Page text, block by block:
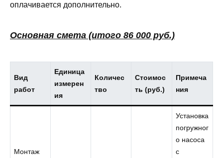
оплачивается дополнительно.
Основная смета (итого 86 000 руб.)
Вид
работ
Единица
измерен
ия
Количес
тво
Стоимос
ть (руб.)
Примеча
ния
Монтаж
Установка
погружног
о насоса
с